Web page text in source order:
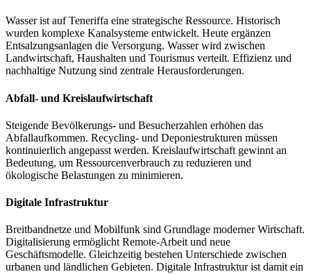
Wasser ist auf Teneriffa eine strategische Ressource. Historisch
wurden komplexe Kanalsysteme entwickelt. Heute ergänzen
Entsalzungsanlagen die Versorgung. Wasser wird zwischen
Landwirtschaft, Haushalten und Tourismus verteilt. Effizienz und
nachhaltige Nutzung sind zentrale Herausforderungen.
Abfall- und Kreislaufwirtschaft
Steigende Bevölkerungs- und Besucherzahlen erhöhen das
Abfallaufkommen. Recycling- und Deponiestrukturen müssen
kontinuierlich angepasst werden. Kreislaufwirtschaft gewinnt an
Bedeutung, um Ressourcenverbrauch zu reduzieren und
ökologische Belastungen zu minimieren.
Digitale Infrastruktur
Breitbandnetze und Mobilfunk sind Grundlage moderner Wirtschaft.
Digitalisierung ermöglicht Remote-Arbeit und neue
Geschäftsmodelle. Gleichzeitig bestehen Unterschiede zwischen
urbanen und ländlichen Gebieten. Digitale Infrastruktur ist damit ein